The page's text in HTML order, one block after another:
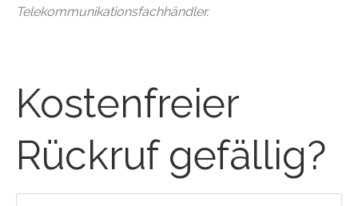
Telekommunikationsfachhändler.
Kostenfreier
Rückruf gefällig?